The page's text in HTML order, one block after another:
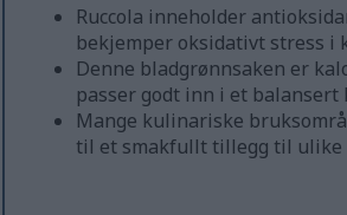
Ruccola inneholder
bekjemper oksidativt stress i
Denne bladgrønnsaken er
passer godt inn i et balansert
Mange kulinariske
til et smakfullt tillegg til ulike